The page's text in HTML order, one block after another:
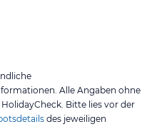
Alle Angaben ohne
Bitte lies vor der
des jeweiligen